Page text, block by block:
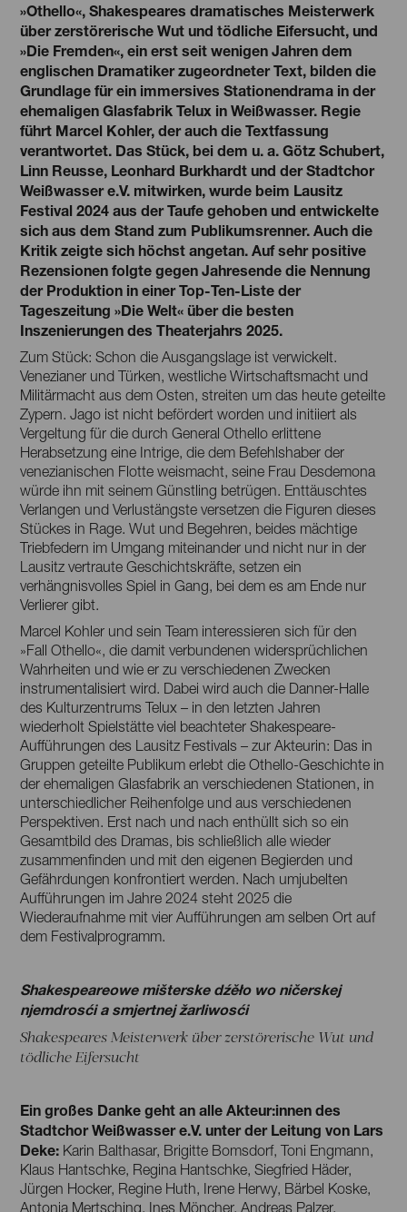
»Othello«, Shakespeares dramatisches Meisterwerk
über zerstörerische Wut und tödliche Eifersucht, und
»Die Fremden«, ein erst seit wenigen Jahren dem
englischen Dramatiker zugeordneter Text, bilden die
Grundlage für ein immersives Stationendrama in der
ehemaligen Glasfabrik Telux in Weißwasser. Regie
führt Marcel Kohler, der auch die Textfassung
verantwortet. Das Stück, bei dem u. a. Götz Schubert,
Linn Reusse, Leonhard Burkhardt und der Stadtchor
Weißwasser e.V. mitwirken, wurde beim Lausitz
Festival 2024 aus der Taufe gehoben und entwickelte
sich aus dem Stand zum Publikumsrenner. Auch die
Kritik zeigte sich höchst angetan. Auf sehr positive
Rezensionen folgte gegen Jahresende die Nennung
der Produktion in einer Top-Ten-Liste der
Tageszeitung »Die Welt« über die besten
Inszenierungen des Theaterjahrs 2025.
Zum Stück: Schon die Ausgangslage ist verwickelt.
Venezianer und Türken, westliche Wirtschaftsmacht und
Militärmacht aus dem Osten, streiten um das heute geteilte
Zypern. Jago ist nicht befördert worden und initiiert als
Vergeltung für die durch General Othello erlittene
Herabsetzung eine Intrige, die dem Befehlshaber der
venezianischen Flotte weismacht, seine Frau Desdemona
würde ihn mit seinem Günstling betrügen. Enttäuschtes
Verlangen und Verlustängste versetzen die Figuren dieses
Stückes in Rage. Wut und Begehren, beides mächtige
Triebfedern im Umgang miteinander und nicht nur in der
Lausitz vertraute Geschichtskräfte, setzen ein
verhängnisvolles Spiel in Gang, bei dem es am Ende nur
Verlierer gibt.
Marcel Kohler und sein Team interessieren sich für den
»Fall Othello«, die damit verbundenen widersprüchlichen
Wahrheiten und wie er zu verschiedenen Zwecken
instrumentalisiert wird. Dabei wird auch die Danner-Halle
des Kulturzentrums Telux – in den letzten Jahren
wiederholt Spielstätte viel beachteter Shakespeare-
Aufführungen des Lausitz Festivals – zur Akteurin: Das in
Gruppen geteilte Publikum erlebt die Othello-Geschichte in
der ehemaligen Glasfabrik an verschiedenen Stationen, in
unterschiedlicher Reihenfolge und aus verschiedenen
Perspektiven. Erst nach und nach enthüllt sich so ein
Gesamtbild des Dramas, bis schließlich alle wieder
zusammenfinden und mit den eigenen Begierden und
Gefährdungen konfrontiert werden. Nach umjubelten
Aufführungen im Jahre 2024 steht 2025 die
Wiederaufnahme mit vier Aufführungen am selben Ort auf
dem Festivalprogramm.
Shakespeareowe mišterske dźěło wo ničerskej
njemdrosći a smjertnej žarliwosći
Shakespeares Meisterwerk über zerstörerische Wut und
tödliche Eifersucht
Ein großes Danke geht an alle Akteur:innen des
Stadtchor Weißwasser e.V. unter der Leitung von Lars
Deke: Karin Balthasar, Brigitte Bomsdorf, Toni Engmann,
Klaus Hantschke, Regina Hantschke, Siegfried Häder,
Jürgen Hocker, Regine Huth, Irene Herwy, Bärbel Koske,
Antonia Mertsching, Ines Möncher, Andreas Palzer,